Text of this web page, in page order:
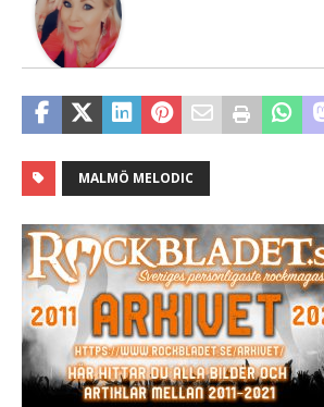
MALMÖ MELODIC